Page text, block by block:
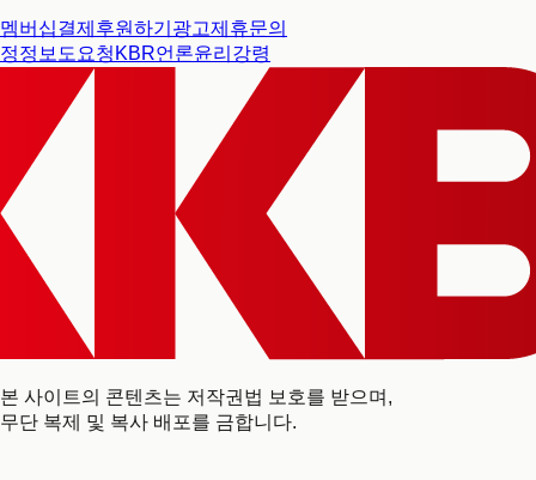
멤버십결제 후원하기 광고제휴문의
정정보도요청 KBR언론윤리강령
본 사이트의 콘텐츠는 저작권법 보호를 받으며,
무단 복제 및 복사 배포를 금합니다.